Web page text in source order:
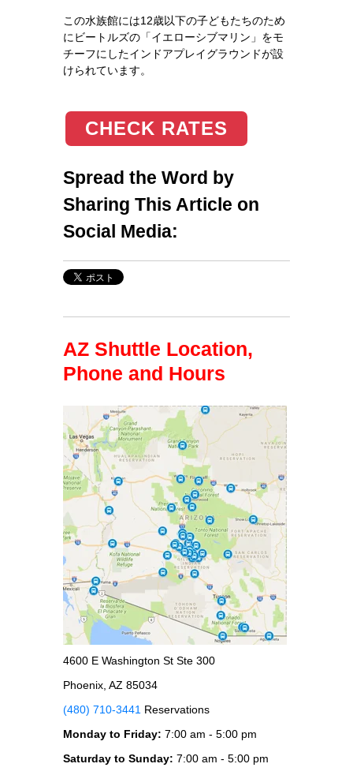
この水族館には12歳以下の子どもたちのため
にビートルズの「イエローシブマリン」をモ
チーフにしたインドアプレイグラウンドが設
けられています。
CHECK RATES
Spread the Word by
Sharing This Article on
Social Media:
AZ Shuttle Location,
Phone and Hours
4600 E Washington St Ste 300
Phoenix, AZ 85034
(480) 710-3441 Reservations
Monday to Friday: 7:00 am - 5:00 pm
Saturday to Sunday: 7:00 am - 5:00 pm